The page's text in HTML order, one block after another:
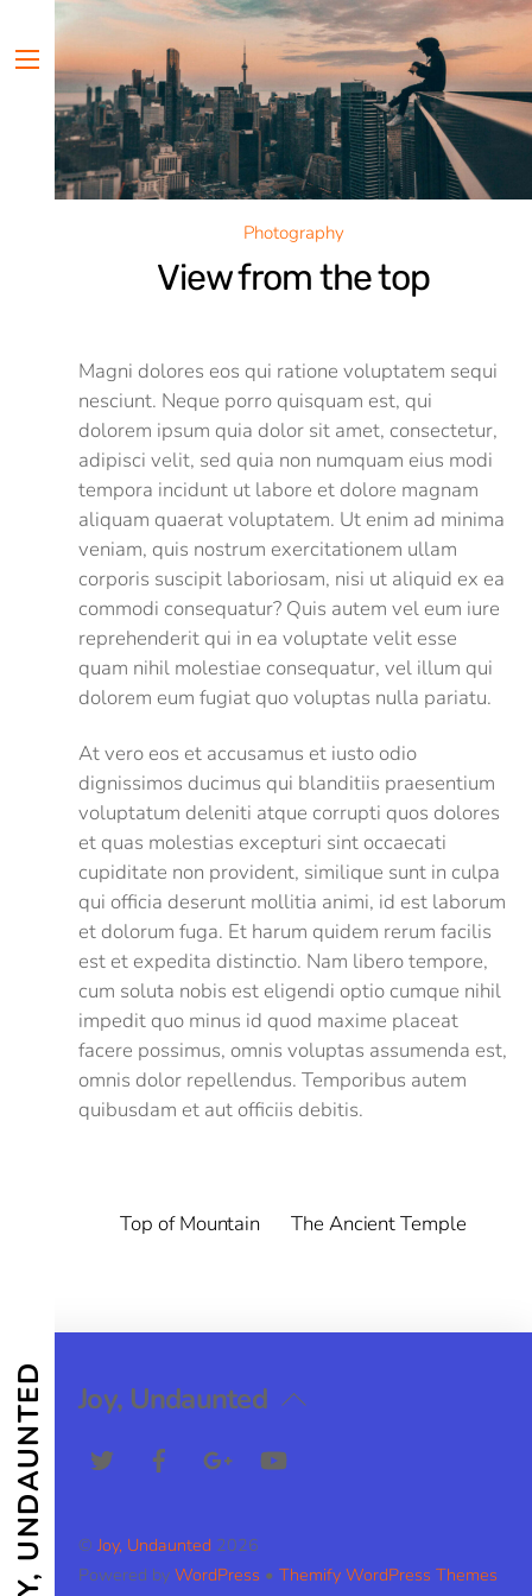
to
content
Menu
JOY, UNDAUNTED
Photography
View from the top
Magni dolores eos qui ratione voluptatem sequi
nesciunt. Neque porro quisquam est, qui
dolorem ipsum quia dolor sit amet, consectetur,
adipisci velit, sed quia non numquam eius modi
tempora incidunt ut labore et dolore magnam
aliquam quaerat voluptatem. Ut enim ad minima
veniam, quis nostrum exercitationem ullam
corporis suscipit laboriosam, nisi ut aliquid ex ea
commodi consequatur? Quis autem vel eum iure
reprehenderit qui in ea voluptate velit esse
quam nihil molestiae consequatur, vel illum qui
dolorem eum fugiat quo voluptas nulla pariatu.
At vero eos et accusamus et iusto odio
dignissimos ducimus qui blanditiis praesentium
voluptatum deleniti atque corrupti quos dolores
et quas molestias excepturi sint occaecati
cupiditate non provident, similique sunt in culpa
qui officia deserunt mollitia animi, id est laborum
et dolorum fuga. Et harum quidem rerum facilis
est et expedita distinctio. Nam libero tempore,
cum soluta nobis est eligendi optio cumque nihil
impedit quo minus id quod maxime placeat
facere possimus, omnis voluptas assumenda est,
omnis dolor repellendus. Temporibus autem
quibusdam et aut officiis debitis.
Top of Mountain The Ancient Temple
Back
Joy, Undaunted
Twitter FacebookGoogle+
©Joy, Undaunted 2026
Powered byWordPress •Themify WordPress Themes